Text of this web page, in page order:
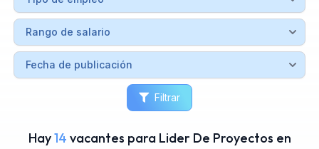
Filtrar
Hay14 vacantes para Lider De Proyectos en